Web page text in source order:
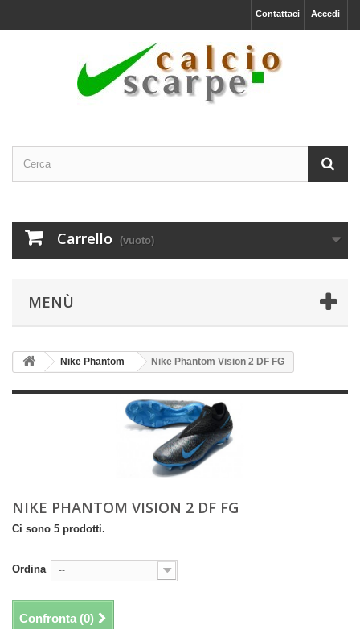
Accedi
Contattaci
Carrello (vuoto)
MENÙ
Nike Phantom Nike Phantom Vision 2 DF FG
NIKE PHANTOM VISION 2 DF FG
Ci sono 5 prodotti.
Ordina --
Confronta (0)